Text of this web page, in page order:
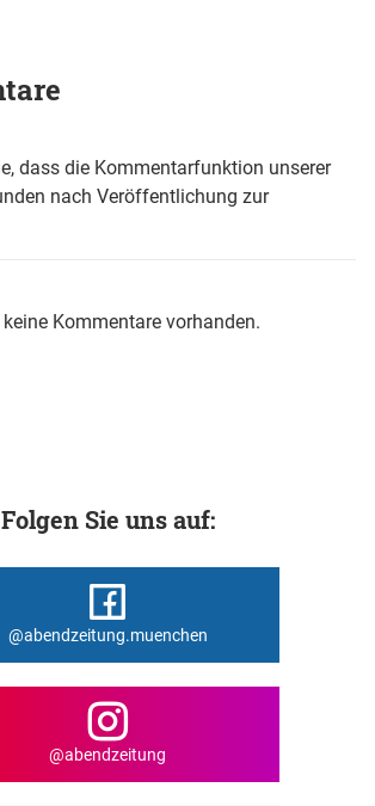
dass die Kommentarfunktion unserer
nach Veröffentlichung zur
Kommentare vorhanden.
Folgen Sie uns auf:
@abendzeitung.muenchen
@abendzeitung